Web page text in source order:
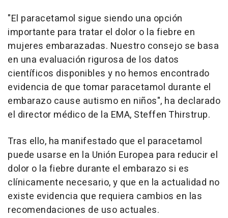
"El paracetamol sigue siendo una opción
importante para tratar el dolor o la fiebre en
mujeres embarazadas. Nuestro consejo se basa
en una evaluación rigurosa de los datos
científicos disponibles y no hemos encontrado
evidencia de que tomar paracetamol durante el
embarazo cause autismo en niños", ha declarado
el director médico de la EMA, Steffen Thirstrup.
Tras ello, ha manifestado que el paracetamol
puede usarse en la Unión Europea para reducir el
dolor o la fiebre durante el embarazo si es
clínicamente necesario, y que en la actualidad no
existe evidencia que requiera cambios en las
recomendaciones de uso actuales.